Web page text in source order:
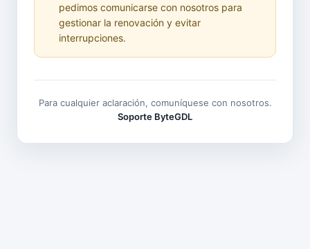
pedimos comunicarse con nosotros para
gestionar la renovación y evitar
interrupciones.
Para cualquier aclaración, comuníquese con nosotros.
Soporte ByteGDL